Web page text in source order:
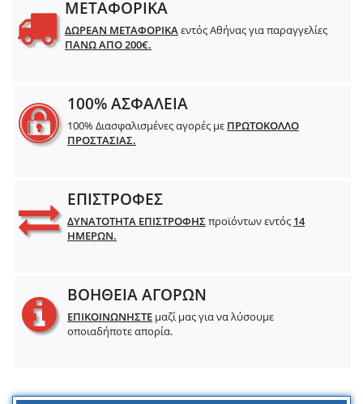
ΜΕΤΑΦΟΡΙΚΑ
ΔΩΡΕΑΝ ΜΕΤΑΦΟΡΙΚΑεντός Αθήνας για παραγγελίες
ΠΑΝΩ ΑΠΟ 200€.
100% ΑΣΦΑΛΕΙΑ
100% Διασφαλισμένες αγορές με ΠΡΩΤΟΚΟΛΛΟ
ΠΡΟΣΤΑΣΙΑΣ.
ΕΠΙΣΤΡΟΦΕΣ
ΔΥΝΑΤΟΤΗΤΑ ΕΠΙΣΤΡΟΦΗΣπροϊόντων εντός 14
ΗΜΕΡΩΝ.
ΒΟΗΘΕΙΑ ΑΓΟΡΩΝ
ΕΠΙΚΟΙΝΩΝΗΣΤΕ μαζί μας για να λύσουμε
οποιαδήποτε απορία.